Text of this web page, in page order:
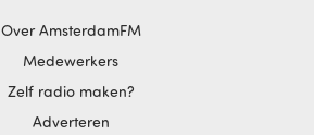
Over AmsterdamFM
Medewerkers
Zelf radio maken?
Adverteren